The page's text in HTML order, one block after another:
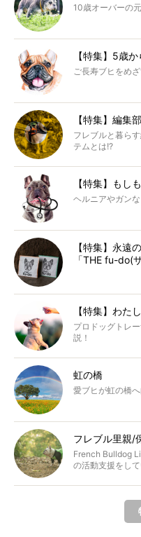
10歳オーバーの
【特集】5歳
ご長寿ブヒをめ
【特集】編集
フレブルと暮ら
テムとは!?
【特集】もし
ヘルニアやガン
【特集】永遠
「THE fu-do(
【特集】わた
プロドッグトレ
説！
虹の橋
愛ブヒが虹の橋
フレブル里親/
French Bulldog
の活動支援をして